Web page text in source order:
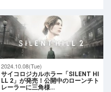
2024.10.08(Tue)
サイコロジカルホラー「SILENT HI
LL 2」が発売！公開中のローンチト
レーラーに三角様…